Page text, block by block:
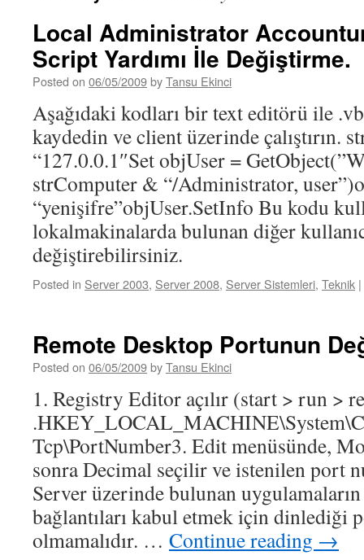
Local Administrator
Script Yardımı İle Değiştirme.
Posted on 06/05/2009byTansu Ekinci
Aşağıdaki kodları bir text editörü ile
kaydedin ve client üzerinde çalıştırın.
“127.0.0.1″Set objUser =
strComputer & “/Administrator,
“yenişifre”objUser.SetInfo Bu kodu
lokalmakinalarda bulunan diğer
değiştirebilirsiniz.
Posted in Server 2003, Server 2008, Server Sistemleri, Teknik |
Remote Desktop Portunun
Posted on 06/05/2009byTansu Ekinci
1. Registry Editor açılır (start > run >
Tcp\PortNumber3. Edit menüsünde,
sonra Decimal seçilir ve istenilen port
Server üzerinde bulunan uygulamaların
bağlantıları kabul etmek için dinlediği
olmamalıdır. … Continue reading →